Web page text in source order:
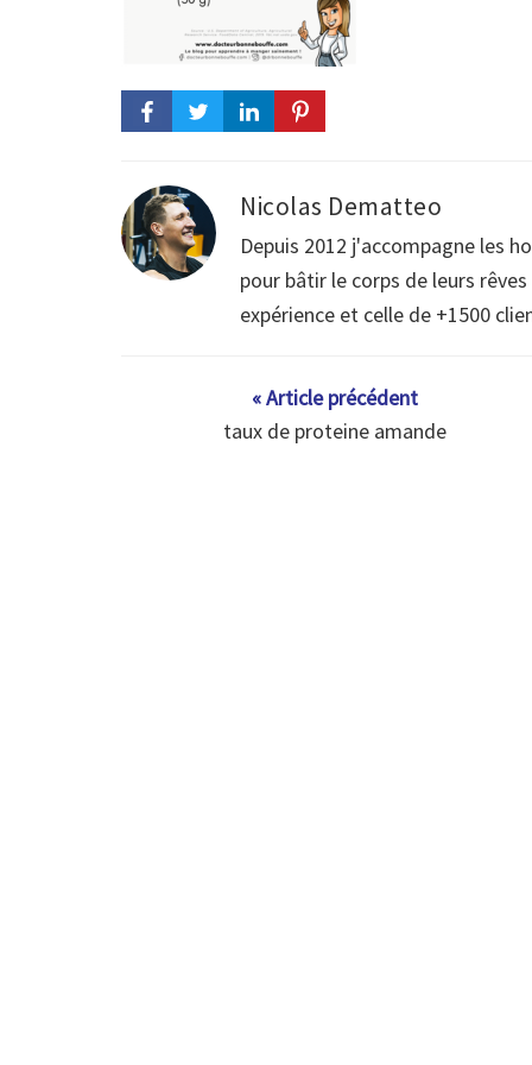
Nicolas Dematteo
Depuis 2012 j'accompagne les
pour bâtir le corps de leurs
expérience et celle de +1500
« Article précédent
taux de proteine amande